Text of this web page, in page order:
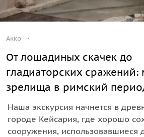
Акко
От лошадиных скачек до
гладиаторских сражений:
зрелища в римский
Наша экскурсия начнется в
городе Кейсария, где хорошо
сооружения, использовавшиеся